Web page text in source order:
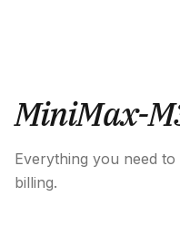
MiniMax-
Everything you need
billing.